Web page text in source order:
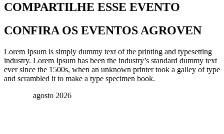
COMPARTILHE ESSE EVENTO
CONFIRA OS EVENTOS AGROVEN
Lorem Ipsum is simply dummy text of the printing and typesetting
industry. Lorem Ipsum has been the industry’s standard dummy text
ever since the 1500s, when an unknown printer took a galley of type
and scrambled it to make a type specimen book.
agosto 2026